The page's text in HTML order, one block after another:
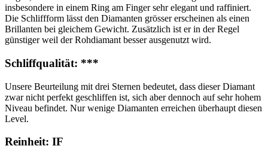
insbesondere in einem Ring am Finger sehr elegant und raffiniert.
Die Schliffform lässt den Diamanten grösser erscheinen als einen
Brillanten bei gleichem Gewicht. Zusätzlich ist er in der Regel
günstiger weil der Rohdiamant besser ausgenutzt wird.
Schliffqualität: ***
Unsere Beurteilung mit drei Sternen bedeutet, dass dieser Diamant
zwar nicht perfekt geschliffen ist, sich aber dennoch auf sehr hohem
Niveau befindet. Nur wenige Diamanten erreichen überhaupt diesen
Level.
Reinheit: IF